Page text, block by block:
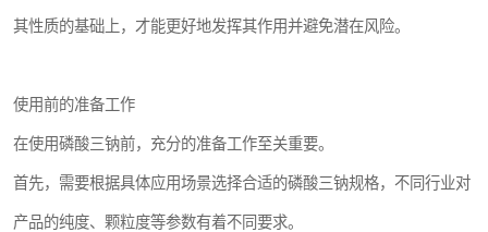
其性质的基础上，才能更好地发挥其作用并避免潜在风险。
使用前的准备工作
在使用磷酸三钠前，充分的准备工作至关重要。
首先，需要根据具体应用场景选择合适的磷酸三钠规格，不同行业对
产品的纯度、颗粒度等参数有着不同要求。